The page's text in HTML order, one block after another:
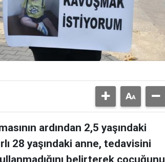
ardından 2,5 yaşındaki
28 yaşındaki anne, tedavisini
belirterek çocuğunu